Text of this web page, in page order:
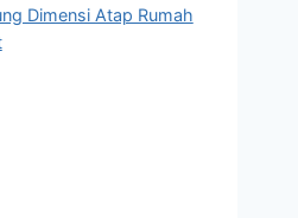
Dimensi Atap Rumah